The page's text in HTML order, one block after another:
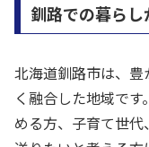
釧路での暮ら
北海道釧路市は、
く融合した地域で
める方、子育て世